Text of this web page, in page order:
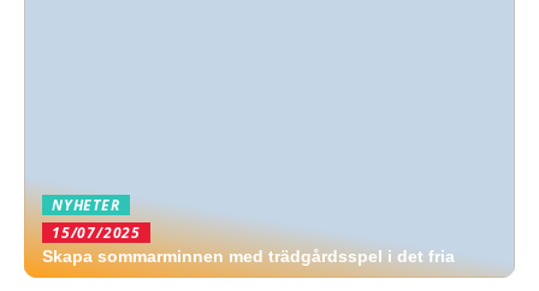
NYHETER
15/07/2025
Skapa sommarminnen med trädgårdsspel i det fria